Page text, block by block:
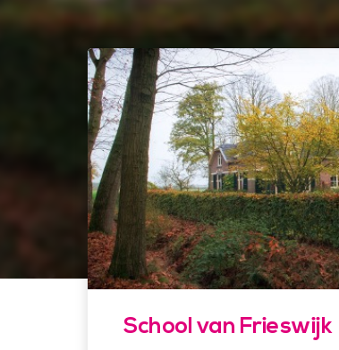
School van Frieswijk